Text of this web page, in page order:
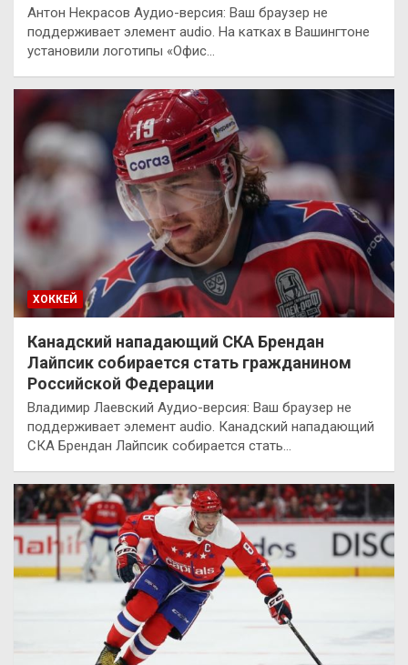
Антон Некрасов Аудио-версия: Ваш браузер не
поддерживает элемент audio. На катках в Вашингтоне
установили логотипы «Офис…
ХОККЕЙ
Канадский нападающий СКА Брендан
Лайпсик собирается стать гражданином
Российской Федерации
Владимир Лаевский Аудио-версия: Ваш браузер не
поддерживает элемент audio. Канадский нападающий
СКА Брендан Лайпсик собирается стать…